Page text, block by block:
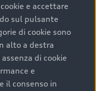
Per fare un
aspetti
e l’affidabilità del
tramite Audi
e accettare
sul pulsante
di cookie sono
alto a destra
di cookie
e
il consenso in